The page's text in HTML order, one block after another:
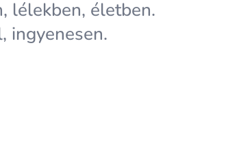
lélekben, életben.
ingyenesen.